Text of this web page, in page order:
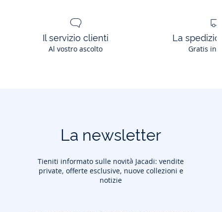
Il servizio clienti
Al vostro ascolto
La
Gratis in
La newsletter
Tieniti informato sulle novità Jacadi: vendite
private, offerte esclusive, nuove collezioni e
notizie